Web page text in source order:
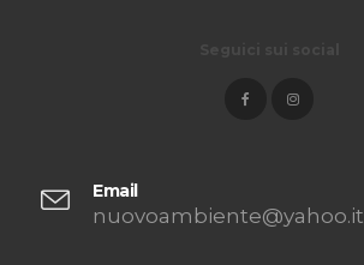
Email
nuovoambiente@yahoo.it